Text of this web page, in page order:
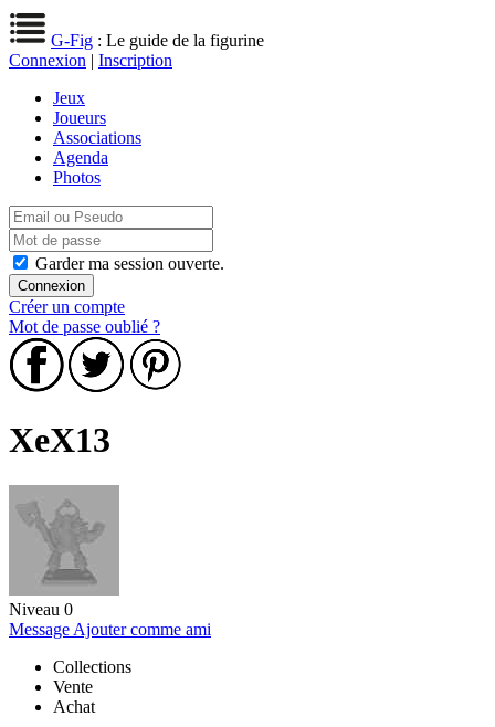
G-Fig : Le guide de la figurine
Connexion | Inscription
Jeux
Joueurs
Associations
Agenda
Photos
Garder ma session ouverte.
Créer un compte
Mot de passe oublié ?
XeX13
Niveau 0
Message Ajouter comme ami
Collections
Vente
Achat